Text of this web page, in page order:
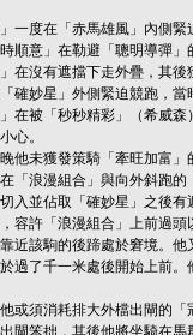
一度在「赤馬雄風」內側
順意」在勒避「聰明導彈」
在沒有遮擋下走外疊，其後
確妙星」外側緊迫競跑，當
在被「秒秒精彩」（希威
心。
他未獲發策騎「牽旺加富
「浪漫組合」與向外斜跑
入並佔取「確妙星」之後
容許「浪漫組合」上前過
近該駒的後蹄處於窘境。
過了千一米處後開始上前
或須消耗排大外檔出閘的
閘笨拙，其後他將坐騎在